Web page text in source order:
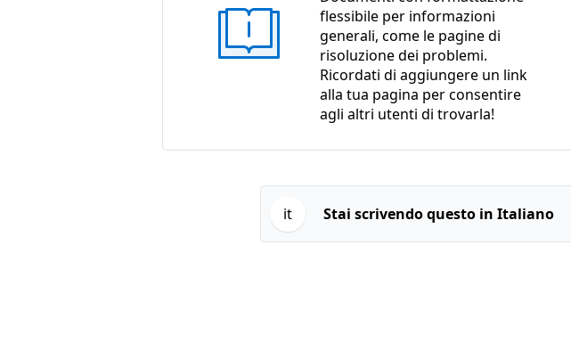
flessibile per informazioni
generali, come le pagine di
risoluzione dei problemi.
Ricordati di aggiungere un link
alla tua pagina per consentire
agli altri utenti di trovarla!
it Stai scrivendo questo in Italiano